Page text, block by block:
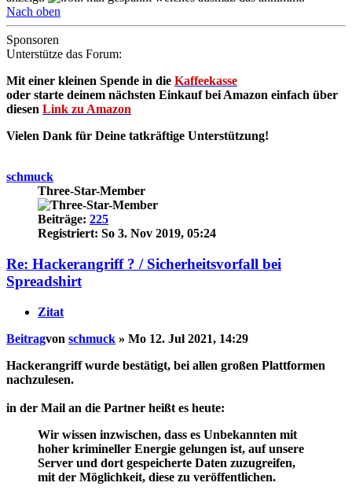
Nach oben
Sponsoren
Unterstütze das Forum:
Mit einer kleinen Spende in die Kaffeekasse
oder starte deinem nächsten Einkauf bei Amazon einfach über
diesen Link zu Amazon
Vielen Dank für Deine tatkräftige Unterstützung!
schmuck
Three-Star-Member
Beiträge: 225
Registriert: So 3. Nov 2019, 05:24
Re: Hackerangriff ? / Sicherheitsvorfall bei
Spreadshirt
Zitat
Beitragvon schmuck » Mo 12. Jul 2021, 14:29
Hackerangriff wurde bestätigt, bei allen großen Plattformen
nachzulesen.
in der Mail an die Partner heißt es heute:
Wir wissen inzwischen, dass es Unbekannten mit
hoher krimineller Energie gelungen ist, auf unsere
Server und dort gespeicherte Daten zuzugreifen,
mit der Möglichkeit, diese zu veröffentlichen.